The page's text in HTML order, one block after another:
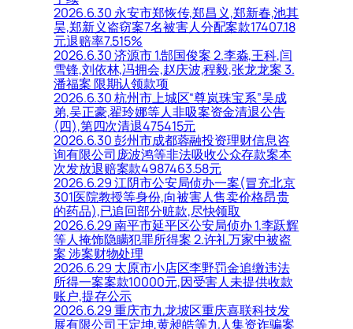
2026.6.30 永安市郑恢传,郑昌义,郑新春,池其
昊,郑新义盗窃案7名被害人分配案款17407.18
元退赔率7.515%
2026.6.30 济源市 1.郜国俊案 2.李淼,王科,闫
雪锋,刘依林,冯拥会,赵庆波,程毅,张龙龙案 3.
潘福案 限期认领款项
2026.6.30 杭州市上城区“尊岚珠宝系”吴成
弟,吴正豪,翟玲娜等人非吸案资金清退公告
(四),第四次清退475415元
2026.6.30 彭州市成都蓉融投资理财信息咨
询有限公司庞波鸿等非法吸收公众存款案本
次发放退赔案款4987463.58元
2026.6.29 江阴市公安局侦办一案(冒充北京
301医院教授等身份,向被害人售卖价格昂贵
的药品),已追回部分赃款,尽快领取
2026.6.29 南平市延平区公安局侦办 1.李跃辉
等人掩饰隐瞒犯罪所得案 2.许礼万家中被盗
案 涉案财物处理
2026.6.29 太原市小店区李野罚金追缴违法
所得一案案款10000元,因受害人未提供收款
账户,提存公示
2026.6.29 重庆市九龙坡区重庆喜联科技发
展有限公司王定坤,黄昶皓等九人集资诈骗案